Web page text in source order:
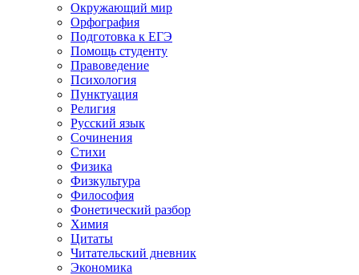
Окружающий мир
Орфография
Подготовка к ЕГЭ
Помощь студенту
Правоведение
Психология
Пунктуация
Религия
Русский язык
Сочинения
Стихи
Физика
Физкультура
Философия
Фонетический разбор
Химия
Цитаты
Читательский дневник
Экономика